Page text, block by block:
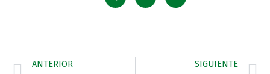
ANTERIOR SIGUIENTE